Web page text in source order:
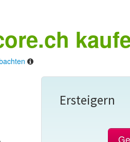
Ersteigern